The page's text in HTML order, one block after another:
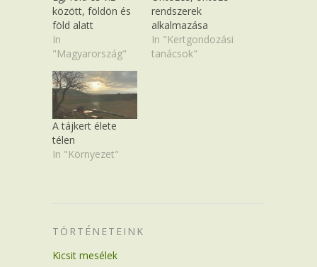
között, földön és
föld alatt
In
"Magyarország"
rendszerek
alkalmazása
In "Kertgondozási
tanácsok"
A tájkert élete
télen
In "Környezet"
TÖRTÉNETEINK
Kicsit mesélek